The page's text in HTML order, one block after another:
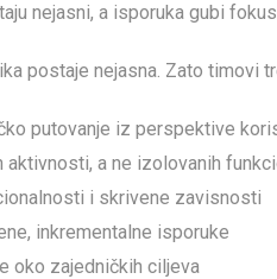
nejasni, a isporuka gubi
postaje nejasna. Zato timovi
putovanje iz perspektive
a ne izolovanih
i skrivene zavisnosti
inkrementalne isporuke
oko zajedničkih ciljeva